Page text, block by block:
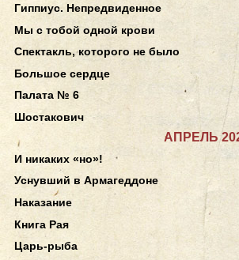
Гиппиус. Непредвиденное
Мы с тобой одной крови
Спектакль, которого не было
Большое сердце
Палата № 6
Шостакович
АПРЕЛЬ
И никаких «но»!
Уснувший в Армагеддоне
Наказание
Книга Рая
Царь-рыба